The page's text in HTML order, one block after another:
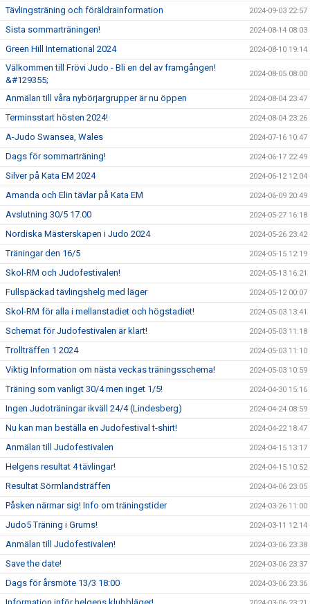
Tävlingsträning och föräldrainformation 2024-09-03 22:57
Sista sommarträningen! 2024-08-14 08:03
Green Hill International 2024 2024-08-10 19:14
Välkommen till Frövi Judo - Bli en del av framgången!
&#129355;
2024-08-05 08:00
Anmälan till våra nybörjargrupper är nu öppen 2024-08-04 23:47
Terminsstart hösten 2024! 2024-08-04 23:26
A-Judo Swansea, Wales 2024-07-16 10:47
Dags för sommarträning! 2024-06-17 22:49
Silver på Kata EM 2024 2024-06-12 12:04
Amanda och Elin tävlar på Kata EM 2024-06-09 20:49
Avslutning 30/5 17.00 2024-05-27 16:18
Nordiska Mästerskapen i Judo 2024 2024-05-26 23:42
Träningar den 16/5 2024-05-15 12:19
Skol-RM och Judofestivalen! 2024-05-13 16:21
Fullspäckad tävlingshelg med läger 2024-05-12 00:07
Skol-RM för alla i mellanstadiet och högstadiet! 2024-05-03 13:41
Schemat för Judofestivalen är klart! 2024-05-03 11:18
Trollträffen 1 2024 2024-05-03 11:10
Viktig Information om nästa veckas träningsschema! 2024-05-03 10:59
Träning som vanligt 30/4 men inget 1/5! 2024-04-30 15:16
Ingen Judoträningar ikväll 24/4 (Lindesberg) 2024-04-24 08:59
Nu kan man beställa en Judofestival t-shirt! 2024-04-22 18:47
Anmälan till Judofestivalen 2024-04-15 13:17
Helgens resultat 4 tävlingar! 2024-04-15 10:52
Resultat Sörmlandsträffen 2024-04-06 23:05
Påsken närmar sig! Info om träningstider 2024-03-26 11:00
Judo5 Träning i Grums! 2024-03-11 12:14
Anmälan till Judofestivalen! 2024-03-06 23:38
Save the date! 2024-03-06 23:37
Dags för årsmöte 13/3 18:00 2024-03-06 23:36